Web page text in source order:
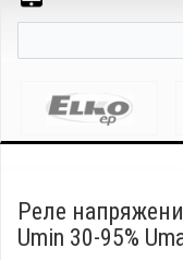
Реле
Umin 30-95%